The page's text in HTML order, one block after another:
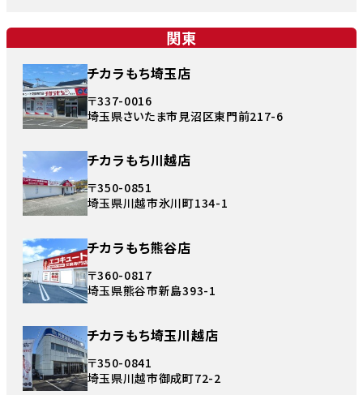
関東
チカラもち埼玉店
〒337-0016
埼玉県さいたま市見沼区東門前217-6
チカラもち川越店
〒350-0851
埼玉県川越市氷川町134-1
チカラもち熊谷店
〒360-0817
埼玉県熊谷市新島393-1
チカラもち埼玉川越店
〒350-0841
埼玉県川越市御成町72-2